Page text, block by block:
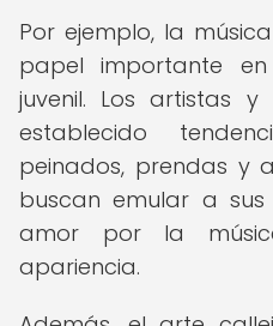
Por ejemplo, la
papel importante
juvenil. Los artistas
establecido
peinados, prendas y
buscan emular a
amor por la
apariencia.